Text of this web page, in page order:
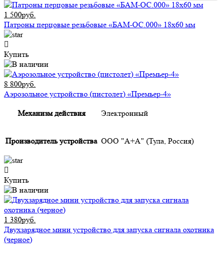
1 500руб.
Патроны перцовые резьбовые «БАМ-ОС.000» 18х60 мм
Купить
8 800руб.
Аэрозольное устройство (пистолет) «Премьер-4»
Механизм действия Электронный
Производитель устройства ООО "А+А" (Тула, Россия)
Купить
1 380руб.
Двухзарядное мини устройство для запуска сигнала охотника
(черное)